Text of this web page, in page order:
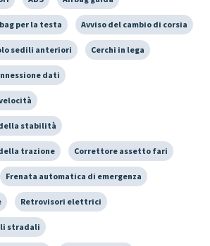
per la testa Avviso del cambio di corsia
sedili anteriori Cerchi in lega
dati
stabilità
trazione Correttore assetto fari
Frenata automatica di emergenza
Retrovisori elettrici
stradali